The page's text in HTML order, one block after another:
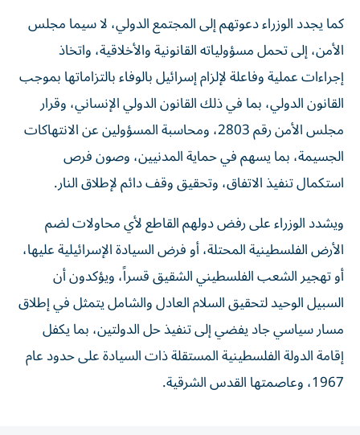
كما يجدد الوزراء دعوتهم إلى المجتمع الدولي، لا سيما مجلس
الأمن، إلى تحمل مسؤولياته القانونية والأخلاقية، واتخاذ
إجراءات عملية وفاعلة لإلزام إسرائيل بالوفاء بالتزاماتها بموجب
القانون الدولي، بما في ذلك القانون الدولي الإنساني، وقرار
مجلس الأمن رقم 2803، ومحاسبة المسؤولين عن الانتهاكات
الجسيمة، بما يسهم في حماية المدنيين، وصون فرص
استكمال تنفيذ الاتفاق، وتحقيق وقف دائم لإطلاق النار.
ويشدد الوزراء على رفض دولهم القاطع لأي محاولات لضم
الأرض الفلسطينية المحتلة، أو فرض السيادة الإسرائيلية عليها،
أو تهجير الشعب الفلسطيني الشقيق قسراً، ويؤكدون أن
السبيل الوحيد لتحقيق السلام العادل والشامل يتمثل في إطلاق
مسار سياسي جاد يفضي إلى تنفيذ حل الدولتين، بما يكفل
إقامة الدولة الفلسطينية المستقلة ذات السيادة على حدود عام
1967، وعاصمتها القدس الشرقية.